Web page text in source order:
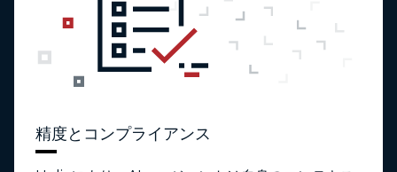
精度とコンプライアンス